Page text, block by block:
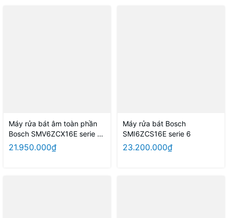
Máy rửa bát âm toàn phần
Bosch SMV6ZCX16E serie 6
(14 bộ)
21.950.000₫
Máy rửa bát Bosch
SMI6ZCS16E serie 6
23.200.000₫